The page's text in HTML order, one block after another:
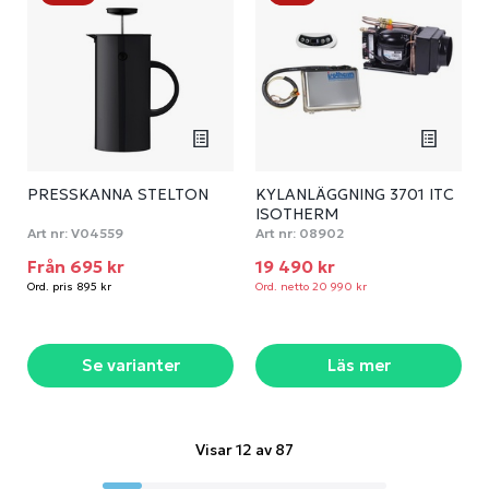
PRESSKANNA STELTON
Art nr: V04559
Från 695 kr
Ord. pris 895 kr
Se varianter
KYLANLÄGGNING 3701 ITC
ISOTHERM
Art nr: 08902
19 490 kr
Ord. netto 20 990 kr
Läs mer
Visar 12 av 87